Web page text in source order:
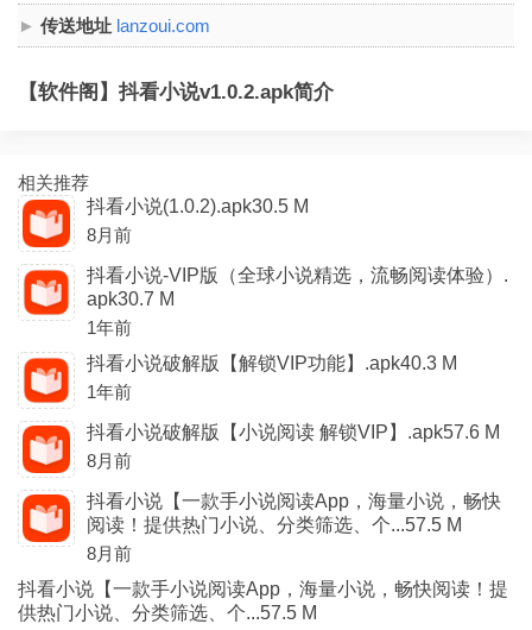
传送地址 lanzoui.com
【软件阁】抖看小说v1.0.2.apk简介
相关推荐
抖看小说(1.0.2).apk30.5 M
8月前
抖看小说-VIP版（全球小说精选，流畅阅读体验）.
apk30.7 M
1年前
抖看小说破解版【解锁VIP功能】.apk40.3 M
1年前
抖看小说破解版【小说阅读 解锁VIP】.apk57.6 M
8月前
抖看小说【一款手小说阅读App，海量小说，畅快
阅读！提供热门小说、分类筛选、个...57.5 M
8月前
抖看小说【一款手小说阅读App，海量小说，畅快阅读！提
供热门小说、分类筛选、个...57.5 M